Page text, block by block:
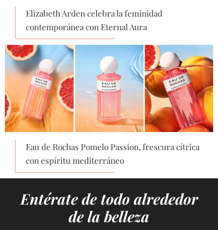
Elizabeth Arden celebra la feminidad
contemporánea con Eternal Aura
Eau de Rochas Pomelo Passion, frescura cítrica
con espíritu mediterráneo
Entérate de todo alrededor
de la belleza